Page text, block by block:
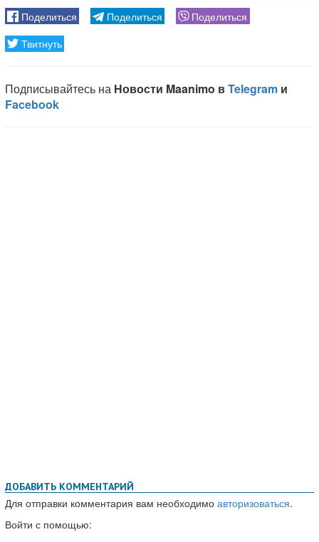
ДОБАВИТЬ КОММЕНТАРИЙ
Для отправки комментария вам необходимо авторизоваться.
Войти с помощью: